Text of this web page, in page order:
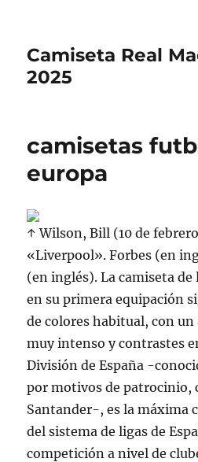
Camiseta Real
2025
camisetas
europa
↑ Wilson, Bill (10 de febrero
«Liverpool». Forbes (en
(en inglés). La camiseta
en su primera equipación
de colores habitual, con
muy intenso y contrastes
División de España -
por motivos de patrocinio,
Santander-, es la máxima
del sistema de ligas de
competición a nivel de